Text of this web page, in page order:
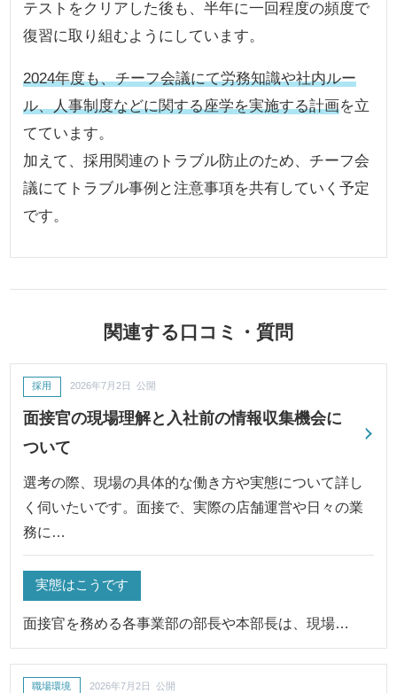
テストをクリアした後も、半年に一回程度の頻度で
復習に取り組むようにしています。
2024年度も、チーフ会議にて労務知識や社内ルー
ル、人事制度などに関する座学を実施する計画を立
てています。
加えて、採用関連のトラブル防止のため、チーフ会
議にてトラブル事例と注意事項を共有していく予定
です。
関連する口コミ・質問
面接官の現場理解と入社前の情報収集機会に
ついて
採用 2026年7月2日 公開
選考の際、現場の具体的な働き方や実態について詳し
く伺いたいです。面接で、実際の店舗運営や日々の業
務に…
実態はこうです
面接官を務める各事業部の部長や本部長は、現場…
職場環境 2026年7月2日 公開